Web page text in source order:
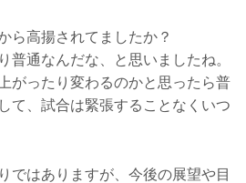
高揚されてましたか？
通なんだな、と思いましたね。
がったり変わるのかと思ったら普
て、試合は緊張することなくいつ
はありますが、今後の展望や目